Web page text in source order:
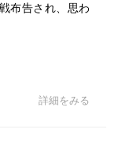
布告され、思わ
詳細をみる